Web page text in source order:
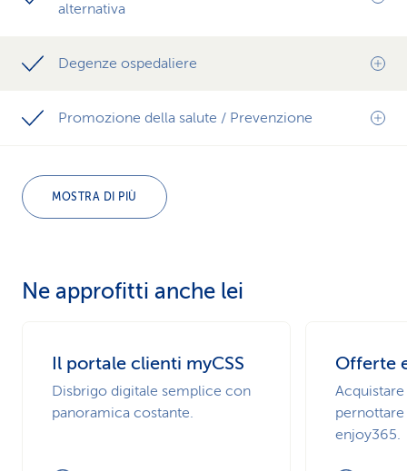
alternativa
Degenze ospedaliere
Promozione della salute / Prevenzione
MOSTRA DI PIÙ
Ne approfitti anche lei
Il portale clienti myCSS
Disbrigo digitale semplice con
panoramica costante.
Offerte
enjoy365.